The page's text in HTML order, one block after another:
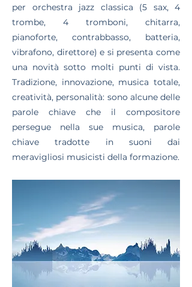
per orchestra jazz classica (5 sax, 4
trombe, 4 tromboni, chitarra,
pianoforte, contrabbasso, batteria,
vibrafono, direttore) e si presenta come
una novità sotto molti punti di vista.
Tradizione, innovazione, musica totale,
creatività, personalità: sono alcune delle
parole chiave che il compositore
persegue nella sue musica, parole
chiave tradotte in suoni dai
meravigliosi musicisti della formazione.